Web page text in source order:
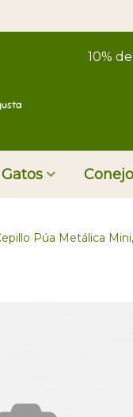
10%
Gatos
Púa Metálica